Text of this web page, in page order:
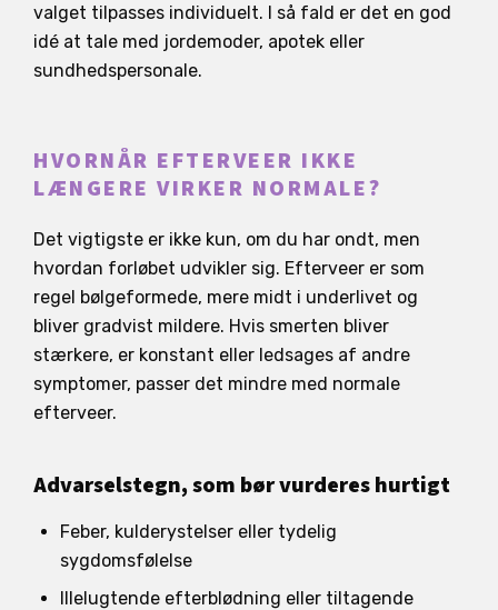
valget tilpasses individuelt. I så fald er det en god
idé at tale med jordemoder, apotek eller
sundhedspersonale.
HVORNÅR EFTERVEER IKKE
LÆNGERE VIRKER NORMALE?
Det vigtigste er ikke kun, om du har ondt, men
hvordan forløbet udvikler sig. Efterveer er som
regel bølgeformede, mere midt i underlivet og
bliver gradvist mildere. Hvis smerten bliver
stærkere, er konstant eller ledsages af andre
symptomer, passer det mindre med normale
efterveer.
Advarselstegn, som bør vurderes hurtigt
Feber, kulderystelser eller tydelig
sygdomsfølelse
Illelugtende efterblødning eller tiltagende